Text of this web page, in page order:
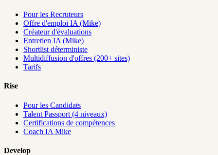
Pour les Recruteurs
Offre d'emploi IA (Mike)
Créateur d'évaluations
Entretien IA (Mike)
Shortlist déterministe
Multidiffusion d'offres (200+ sites)
Tarifs
Rise
Pour les Candidats
Talent Passport (4 niveaux)
Certifications de compétences
Coach IA Mike
Develop